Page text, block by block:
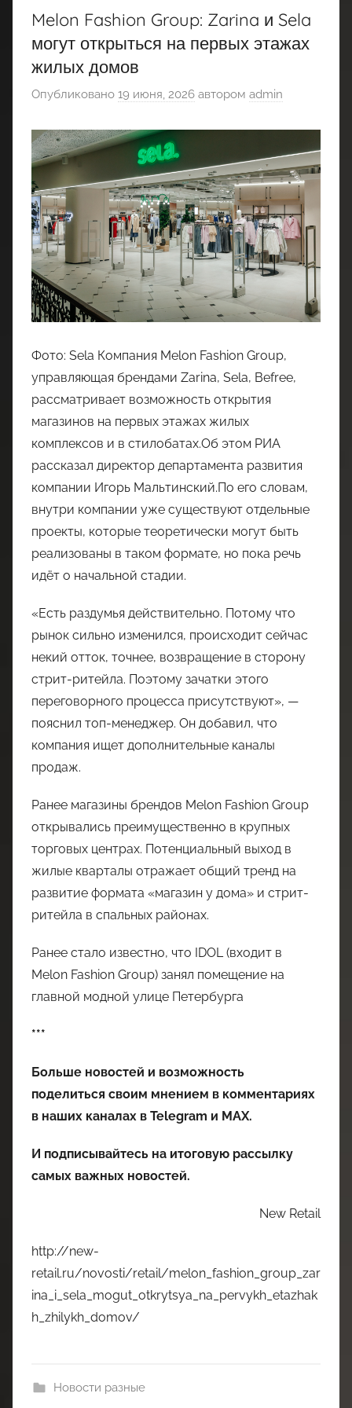
Melon Fashion Group: Zarina и Sela
могут открыться на первых этажах
жилых домов
Опубликовано 19 июня, 2026 автором admin
Фото: Sela Компания Melon Fashion Group,
управляющая брендами Zarina, Sela, Befree,
рассматривает возможность открытия
магазинов на первых этажах жилых
комплексов и в стилобатах.Об этом РИА
рассказал директор департамента развития
компании Игорь Мальтинский.По его словам,
внутри компании уже существуют отдельные
проекты, которые теоретически могут быть
реализованы в таком формате, но пока речь
идёт о начальной стадии.
«Есть раздумья действительно. Потому что
рынок сильно изменился, происходит сейчас
некий отток, точнее, возвращение в сторону
стрит-ритейла. Поэтому зачатки этого
переговорного процесса присутствуют», —
пояснил топ-менеджер. Он добавил, что
компания ищет дополнительные каналы
продаж.
Ранее магазины брендов Melon Fashion Group
открывались преимущественно в крупных
торговых центрах. Потенциальный выход в
жилые кварталы отражает общий тренд на
развитие формата «магазин у дома» и стрит-
ритейла в спальных районах.
Ранее стало известно, что IDOL (входит в
Melon Fashion Group) занял помещение на
главной модной улице Петербурга
***
Больше новостей и возможность
поделиться своим мнением в комментариях
в наших каналах в Telegram и MAX.
И подписывайтесь на итоговую рассылку
самых важных новостей.
New Retail
http://new-
retail.ru/novosti/retail/melon_fashion_group_zar
ina_i_sela_mogut_otkrytsya_na_pervykh_etazhak
h_zhilykh_domov/
Новости разные